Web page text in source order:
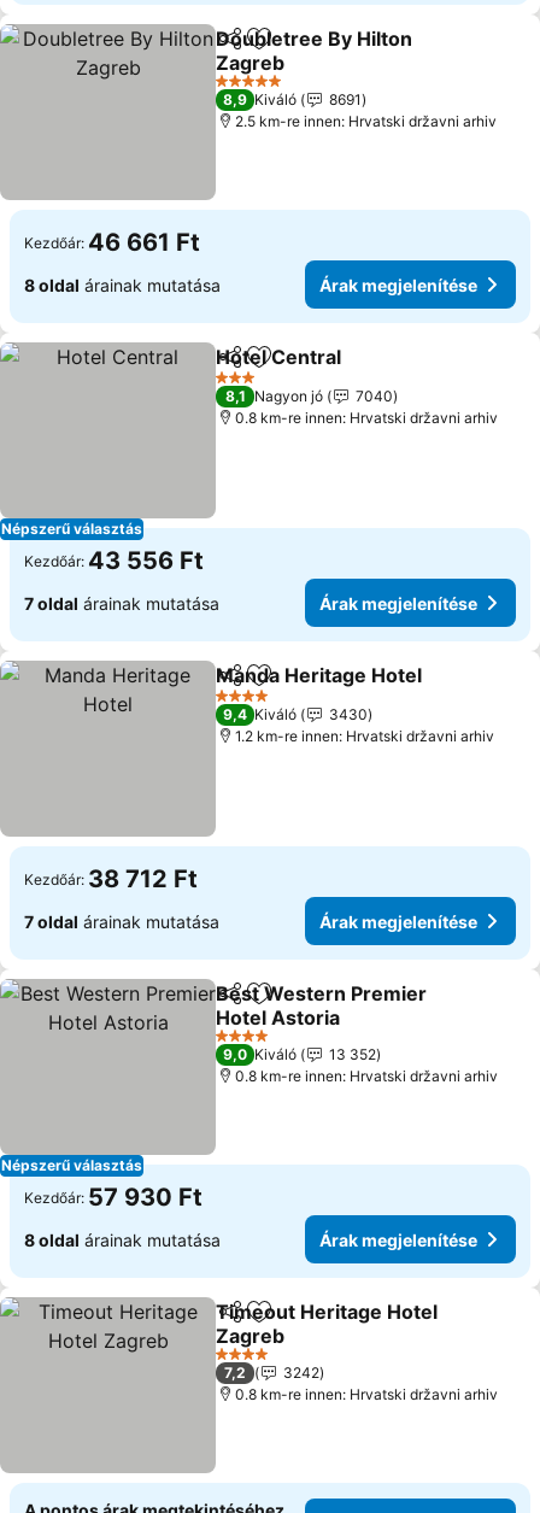
Megosztás
Hozzáadás a kedvencekhez
Doubletree By Hilton
Zagreb
5 Kategória
8,9 Kiváló
8691
2.5 km-re innen: Hrvatski državni arhiv
Kezdőár: 46 661 Ft
8 oldal árainak mutatása Árak megjelenítése
Népszerű választás
Megosztás
Hozzáadás a kedvencekhez
Hotel Central
3 Kategória
8,1 Nagyon jó
7040
0.8 km-re innen: Hrvatski državni arhiv
Kezdőár: 43 556 Ft
7 oldal árainak mutatása Árak megjelenítése
Megosztás
Hozzáadás a kedvencekhez
Manda Heritage Hotel
4 Kategória
9,4 Kiváló
3430
1.2 km-re innen: Hrvatski državni arhiv
Kezdőár: 38 712 Ft
7 oldal árainak mutatása Árak megjelenítése
Népszerű választás
Megosztás
Hozzáadás a kedvencekhez
Best Western Premier
Hotel Astoria
4 Kategória
9,0 Kiváló
13 352
0.8 km-re innen: Hrvatski državni arhiv
Kezdőár: 57 930 Ft
8 oldal árainak mutatása Árak megjelenítése
Megosztás
Hozzáadás a kedvencekhez
Timeout Heritage Hotel
Zagreb
4 Kategória
7,2
3242
0.8 km-re innen: Hrvatski državni arhiv